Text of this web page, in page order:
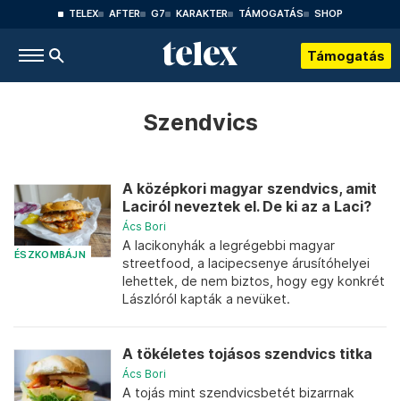
TELEX AFTER G7 KARAKTER TÁMOGATÁS SHOP
Támogatás
Szendvics
ÉSZKOMBÁJN
A középkori magyar szendvics, amit
Laciról neveztek el. De ki az a Laci?
Ács Bori
A lacikonyhák a legrégebbi magyar
streetfood, a lacipecsenye árusítóhelyei
lehettek, de nem biztos, hogy egy konkrét
Lászlóról kapták a nevüket.
A tökéletes tojásos szendvics titka
Ács Bori
A tojás mint szendvicsbetét bizarrnak